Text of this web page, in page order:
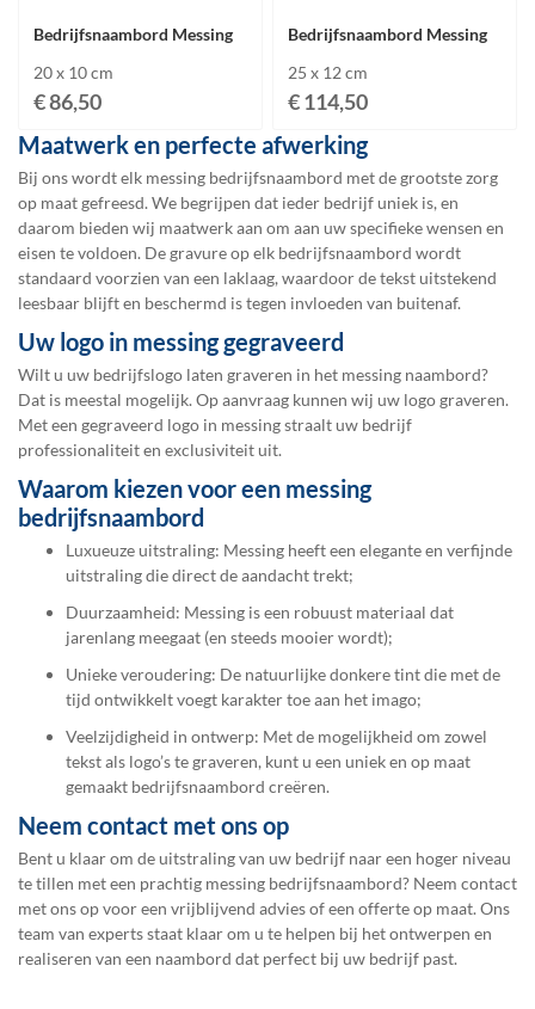
Bedrijfsnaambord Messing
20 x 10 cm
€ 86,50
Bedrijfsnaambord Messing
25 x 12 cm
€ 114,50
Maatwerk en perfecte afwerking
Bij ons wordt elk messing bedrijfsnaambord met de grootste zorg
op maat gefreesd. We begrijpen dat ieder bedrijf uniek is, en
daarom bieden wij maatwerk aan om aan uw specifieke wensen en
eisen te voldoen. De gravure op elk bedrijfsnaambord wordt
standaard voorzien van een laklaag, waardoor de tekst uitstekend
leesbaar blijft en beschermd is tegen invloeden van buitenaf.
Uw logo in messing gegraveerd
Wilt u uw bedrijfslogo laten graveren in het messing naambord?
Dat is meestal mogelijk. Op aanvraag kunnen wij uw logo graveren.
Met een gegraveerd logo in messing straalt uw bedrijf
professionaliteit en exclusiviteit uit.
Waarom kiezen voor een messing
bedrijfsnaambord
Luxueuze uitstraling: Messing heeft een elegante en verfijnde
uitstraling die direct de aandacht trekt;
Duurzaamheid: Messing is een robuust materiaal dat
jarenlang meegaat (en steeds mooier wordt);
Unieke veroudering: De natuurlijke donkere tint die met de
tijd ontwikkelt voegt karakter toe aan het imago;
Veelzijdigheid in ontwerp: Met de mogelijkheid om zowel
tekst als logo’s te graveren, kunt u een uniek en op maat
gemaakt bedrijfsnaambord creëren.
Neem contact met ons op
Bent u klaar om de uitstraling van uw bedrijf naar een hoger niveau
te tillen met een prachtig messing bedrijfsnaambord? Neem contact
met ons op voor een vrijblijvend advies of een offerte op maat. Ons
team van experts staat klaar om u te helpen bij het ontwerpen en
realiseren van een naambord dat perfect bij uw bedrijf past.